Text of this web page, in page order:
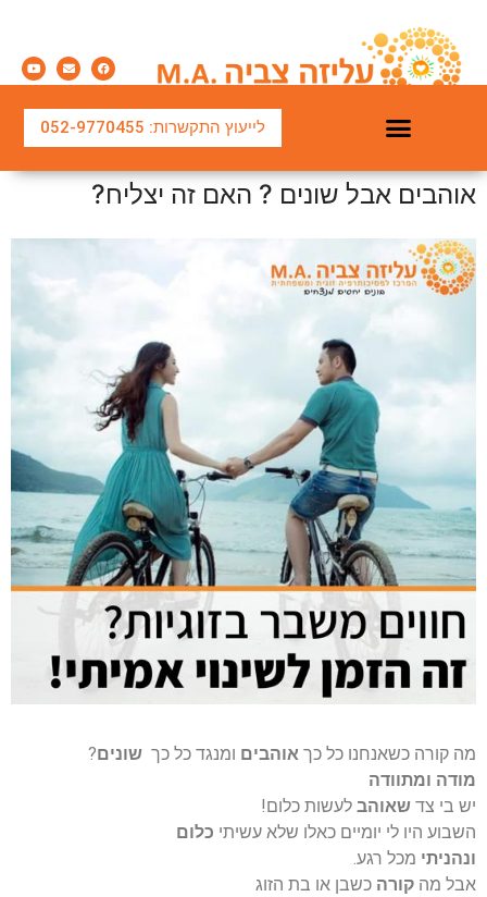
לייעוץ התקשרות: 052-9770455
אוהבים אבל שונים ? האם זה יצליח?
מה קורה כשאנחנו כל כך אוהבים ומנגד כל כך שונים?
מודה ומתוודה
יש בי צד שאוהב לעשות כלום!
השבוע היו לי יומיים כאלו שלא עשיתי כלום
ונהניתי מכל רגע.
אבל מה קורה כשבן או בת הזוג